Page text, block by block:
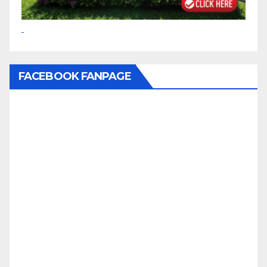
FACEBOOK FANPAGE